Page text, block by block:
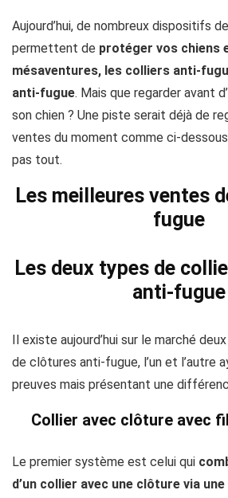
Aujourd’hui, de nombreux dispositifs
permettent de protéger vos chiens
mésaventures, les colliers anti-
anti-fugue. Mais que regarder avant
son chien ? Une piste serait déjà de
ventes du moment comme ci-
pas tout.
Les meilleures ventes
fugue
Les deux types de
anti-fugue
Il existe aujourd’hui sur le marché
de clôtures anti-fugue, l’un et l’autre
preuves mais présentant une
Collier avec clôture avec fil
Le premier système est celui qui
d’un collier avec une clôture via